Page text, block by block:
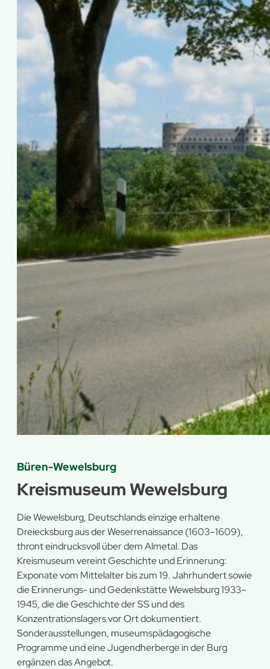
Büren-Wewelsburg
Kreismuseum Wewelsburg
Die Wewelsburg, Deutschlands einzige erhaltene
Dreiecksburg aus der Weserrenaissance (1603–1609),
thront eindrucksvoll über dem Almetal. Das
Kreismuseum vereint Geschichte und Erinnerung:
Exponate vom Mittelalter bis zum 19. Jahrhundert sowie
die Erinnerungs- und Gedenkstätte Wewelsburg 1933–
1945, die die Geschichte der SS und des
Konzentrationslagers vor Ort dokumentiert.
Sonderausstellungen, museumspädagogische
Programme und eine Jugendherberge in der Burg
ergänzen das Angebot.